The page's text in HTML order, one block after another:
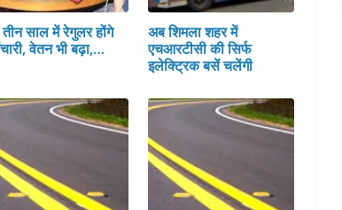
साल में रेगुलर होंगे
वेतन भी बढ़ा,…
अब शिमला शहर में
एचआरटीसी की सिर्फ
इलेक्ट्रिक बसें चलेंगी